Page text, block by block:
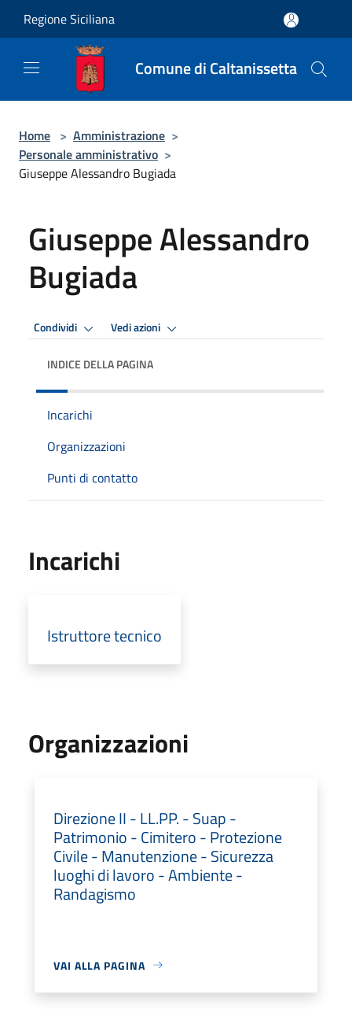
Regione Siciliana
Comune di Caltanissetta
Home > Amministrazione >
Personale amministrativo >
Giuseppe Alessandro Bugiada
Giuseppe Alessandro
Bugiada
Condividi Vedi azioni
INDICE DELLA PAGINA
Incarichi
Organizzazioni
Punti di contatto
Incarichi
Istruttore tecnico
Organizzazioni
Direzione II - LL.PP. - Suap -
Patrimonio - Cimitero - Protezione
Civile - Manutenzione - Sicurezza
luoghi di lavoro - Ambiente -
Randagismo
VAI ALLA PAGINA